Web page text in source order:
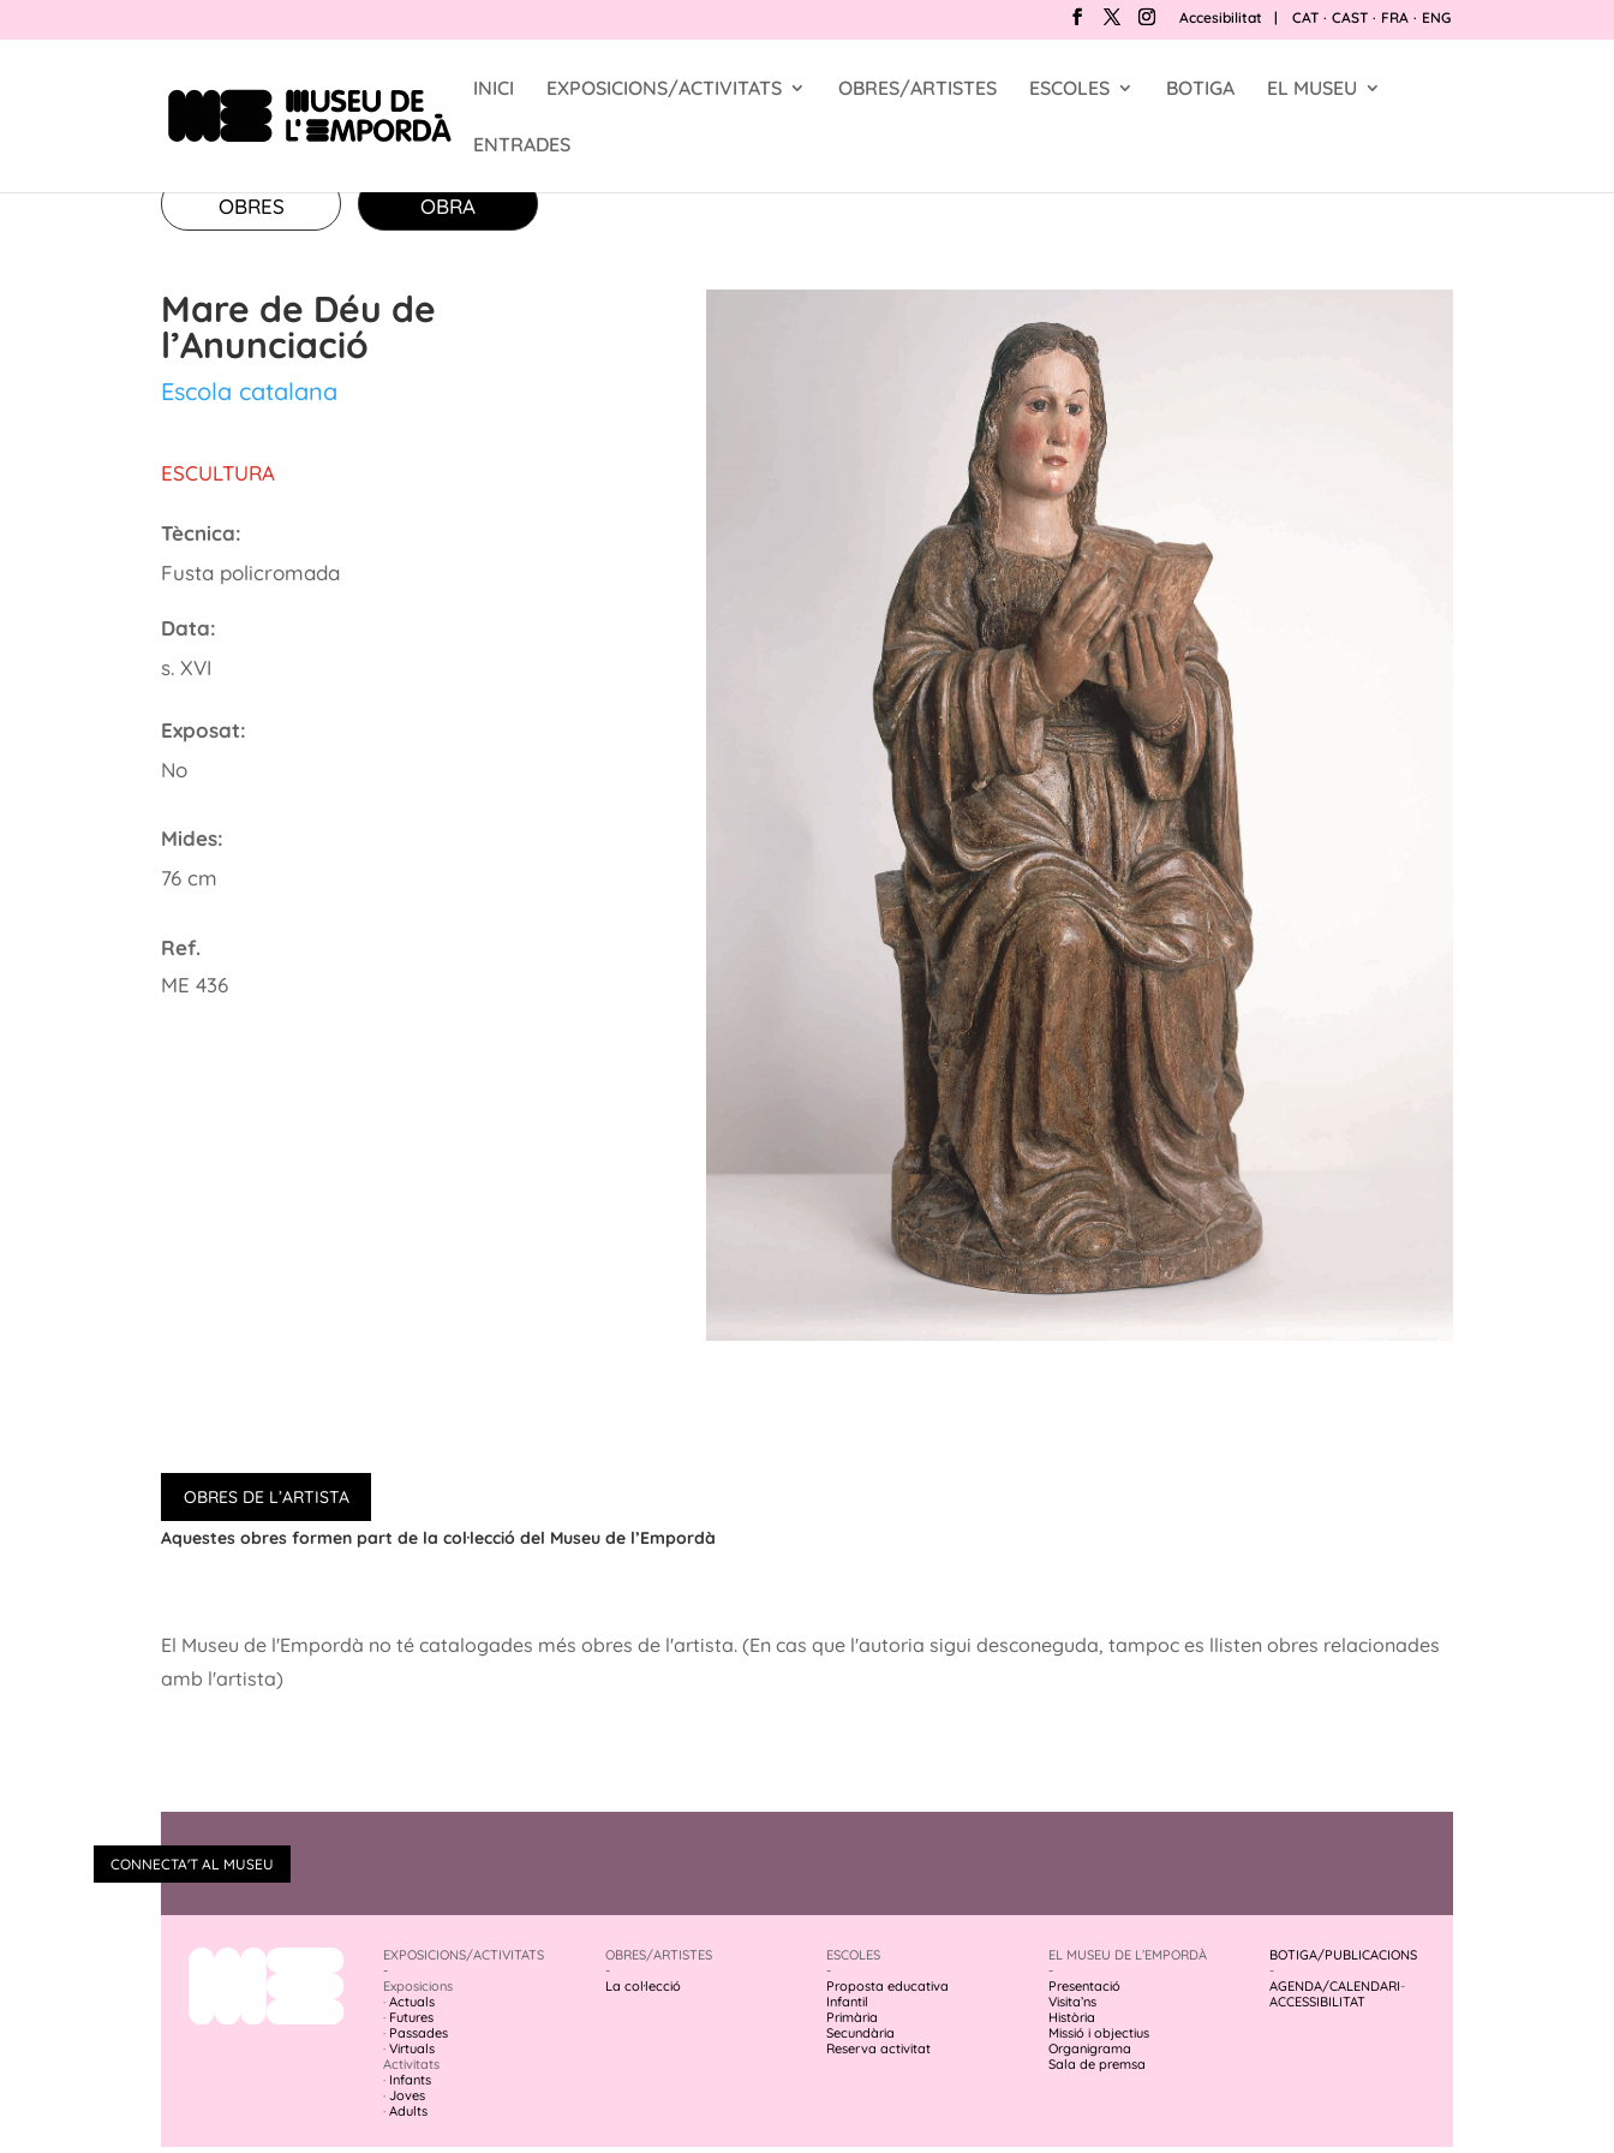
Accesibilitat | CAT · CAST · FRA · ENG
INICI EXPOSICIONS/ACTIVITATS OBRES/ARTISTES ESCOLES BOTIGA EL MUSEU
ENTRADES
OBRES OBRA
Mare de Déu de
l’Anunciació
Escola catalana
ESCULTURA
Tècnica:
Fusta policromada
Data:
s. XVI
Exposat:
No
Mides:
76 cm
Ref.
ME 436
OBRES DE L’ARTISTA
Aquestes obres formen part de la col·lecció del Museu de l’Empordà
El Museu de l'Empordà no té catalogades més obres de l'artista. (En cas que l'autoria sigui desconeguda, tampoc es llisten obres relacionades
amb l'artista)
CONNECTA'T AL MUSEU
EXPOSICIONS/ACTIVITATS
-
Exposicions
· Actuals
· Futures
· Passades
· Virtuals
Activitats
· Infants
· Joves
· Adults
OBRES/ARTISTES
-
La col·lecció
ESCOLES
-
Proposta educativa
Infantil
Primària
Secundària
Reserva activitat
EL MUSEU DE L’EMPORDÀ
-
Presentació
Visita’ns
Història
Missió i objectius
Organigrama
Sala de premsa
BOTIGA/PUBLICACIONS
-
AGENDA/CALENDARI-
ACCESSIBILITAT